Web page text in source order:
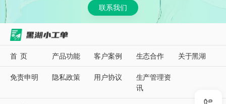
联系我们
首页 产品功能 客户案例 生态合作 关于黑湖
免责申明 隐私政策 用户协议
生产管理资
讯